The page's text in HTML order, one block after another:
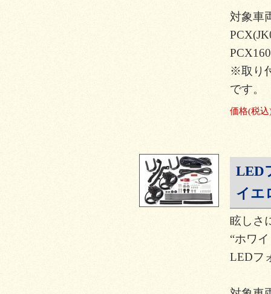
対象車
※取り
です。
価格(税込
LED
イエ
眩しさ
“ホワ
LEDフ